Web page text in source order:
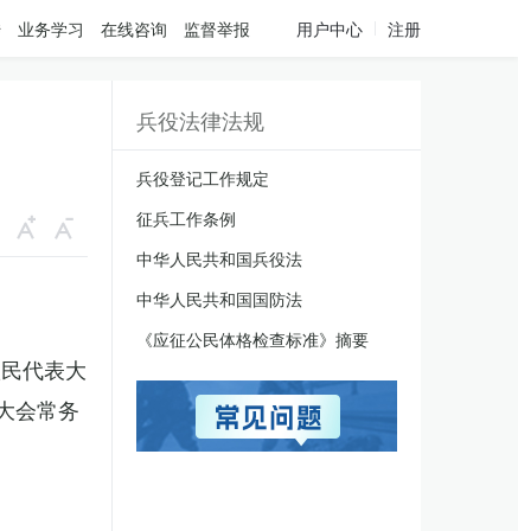
业务学习 在线咨询 监督举报 用户中心 注册
代表大
会常务
兵役法律法规
兵役登记工作规定
征兵工作条例
中华人民共和国兵役法
中华人民共和国国防法
《应征公民体格检查标准》摘要